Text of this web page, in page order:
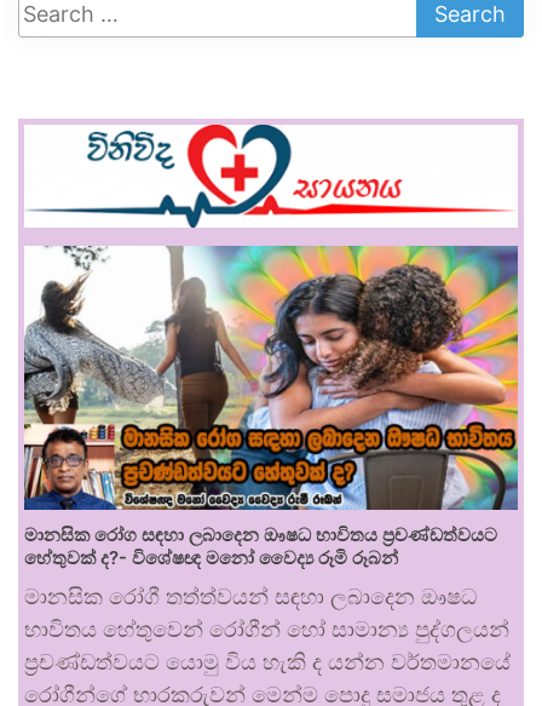
මානසික රෝග සඳහා ලබාදෙන ඖෂධ භාවිතය ප්‍රචණ්ඩත්වයට
හේතුවක් ද?- විශේෂඥ මනෝ වෛද්‍ය රූමි රූබන්
මානසික රෝගී තත්ත්වයන් සඳහා ලබාදෙන ඖෂධ
භාවිතය හේතුවෙන් රෝගීන් හෝ සාමාන්‍ය පුද්ගලයන්
ප්‍රචණ්ඩත්වයට යොමු විය හැකි ද යන්න වර්තමානයේ
රෝගීන්ගේ භාරකරුවන් මෙන්ම පොදු සමාජය තුළ ද